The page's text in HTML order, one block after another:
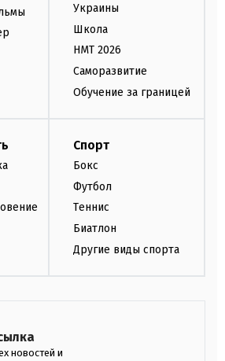
Украины
Школа
НМТ 2026
Саморазвитие
Обучение за границей
Спорт
Бокс
Футбол
Теннис
Биатлон
Другие виды спорта
новостей и